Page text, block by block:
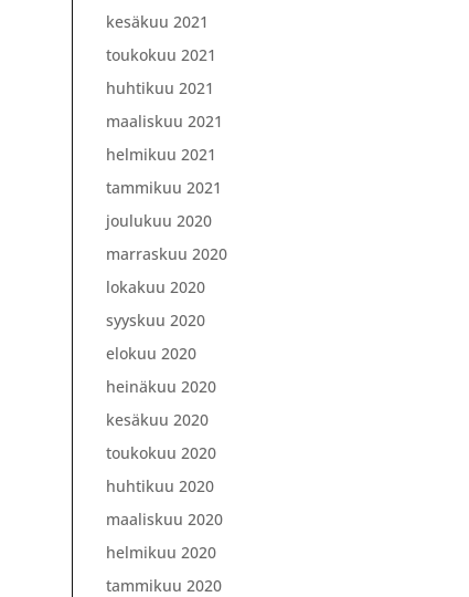
kesäkuu 2021
toukokuu 2021
huhtikuu 2021
maaliskuu 2021
helmikuu 2021
tammikuu 2021
joulukuu 2020
marraskuu 2020
lokakuu 2020
syyskuu 2020
elokuu 2020
heinäkuu 2020
kesäkuu 2020
toukokuu 2020
huhtikuu 2020
maaliskuu 2020
helmikuu 2020
tammikuu 2020